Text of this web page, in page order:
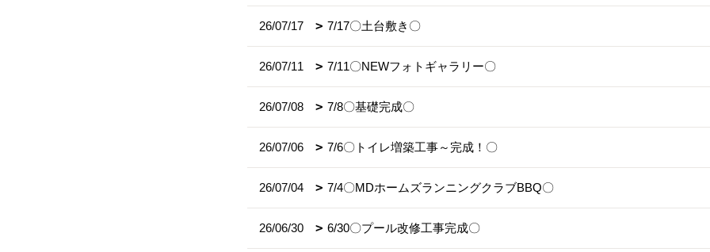
26/07/17 7/17〇土台敷き〇
26/07/11 7/11〇NEWフォトギャラリー〇
26/07/08 7/8〇基礎完成〇
26/07/06 7/6〇トイレ増築工事～完成！〇
26/07/04 7/4〇MDホームズランニングクラブBBQ〇
26/06/30 6/30〇プール改修工事完成〇